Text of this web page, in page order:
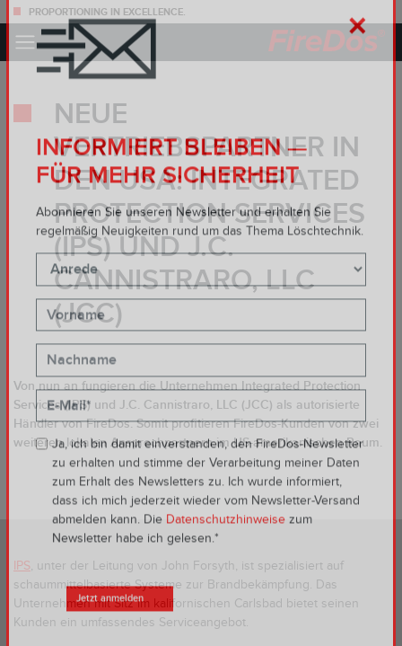
PROPORTIONING IN EXCELLENCE.
NEUE
VERTRIEBSPARTNER IN
DEN USA: INTEGRATED
PROTECTION SERVICES
(IPS) UND J.C.
CANNISTRARO, LLC
(JCC)
Von nun an fungieren die Unternehmen Integrated Protection
Services (IPS) und J.C. Cannistraro, LLC (JCC) als autorisierte
Händler von FireDos. Somit profitieren FireDos-Kunden von zwei
weiteren lokalen Ansprechpartnern im US-amerikanischen Raum.
IPS, unter der Leitung von John Forsyth, ist spezialisiert auf
schaummittelbasierte Systeme zur Brandbekämpfung. Das
Unternehmen mit Sitz im kalifornischen Carlsbad bietet seinen
Kunden ein umfassendes Serviceangebot.
×
INFORMIERT BLEIBEN —
FÜR MEHR SICHERHEIT
Abonnieren Sie unseren Newsletter und erhalten Sie
regelmäßig Neuigkeiten rund um das Thema Löschtechnik.
Ja, ich bin damit einverstanden, den FireDos-Newsletter
zu erhalten und stimme der Verarbeitung meiner Daten
zum Erhalt des Newsletters zu. Ich wurde informiert,
dass ich mich jederzeit wieder vom Newsletter-Versand
abmelden kann. Die Datenschutzhinweise
Newsletter habe ich gelesen.*
Jetzt anmelden